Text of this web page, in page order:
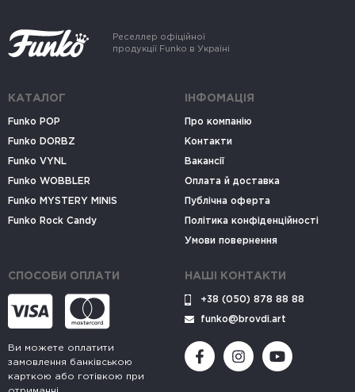
Реселлер офіційної
продукції Funko в Україні
КАТАЛОГ
Funko POP
Funko DORBZ
Funko VYNL
Funko WOBBLER
Funko MYSTERY MINIS
Funko Rock Candy
ІНФОМАЦІЯ
Про компанію
Контакти
Вакансії
Оплата й доставка
Публічна оферта
Політика конфіденційності
Умови повернення
СПОСОБИ ОПЛАТИ
Ви можете оплатити
замовлення банківською
карткою або готівкою при
НАШІ КОНТАКТИ
+38 (050) 878 88 88
funko@brovdi.art